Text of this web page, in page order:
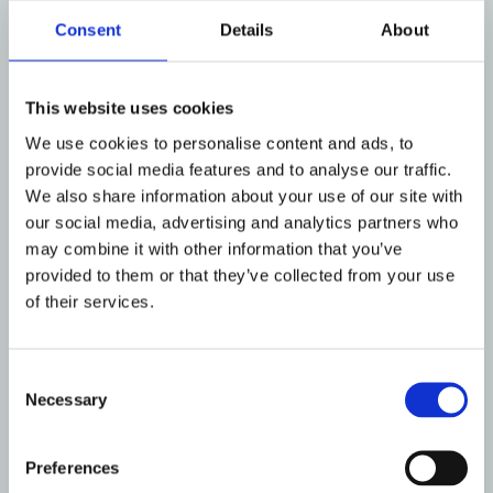
Consent Details About
This website uses cookies
We use cookies to personalise content and ads, to
provide social media features and to analyse our traffic.
We also share information about your use of our site with
our social media, advertising and analytics partners who
may combine it with other information that you’ve
provided to them or that they’ve collected from your use
of their services.
Selection
Necessary
Preferences
ορθοδοντική θεωρείται
ολοκληρωμένη κι αυτό σε κάποιες
χρόνο. Εάν ωστόσο ο στόχος είναι
αποκλειστικά η ευθυγράμμιση των
δοντιών είτε γιατί η οδοντική
σύγκλειση ήταν εξαρχής σωστή είτε
γιατί ο ασθενής δεν ενδιαφέρεται να
τη διορθώσει, τότε σαφώς η
ορθοδοντική μπορεί να είναι ταχεία
και χωρίς εξαγωγές ανεξαρτήτως του
τις επιστήμες υγείας, δεν είναι δυνατό